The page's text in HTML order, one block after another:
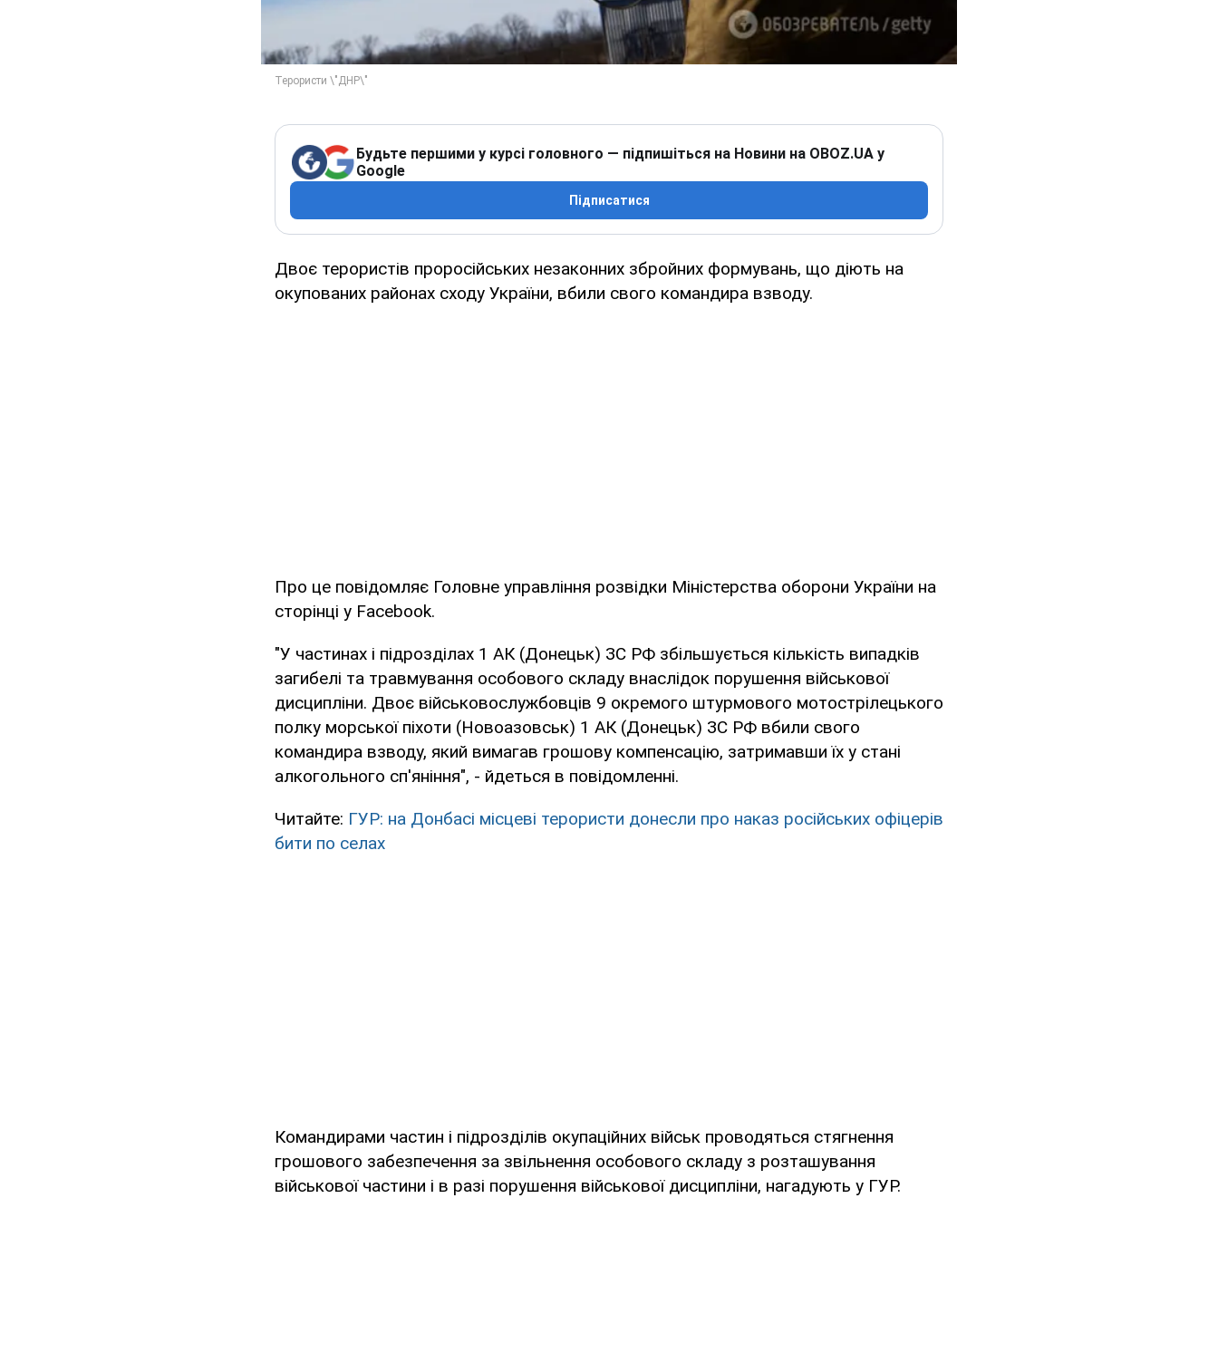
Будьте першими у курсі головного — підпишіться на Новини на OBOZ.UA у
Google
Підписатися
Двоє терористів проросійських незаконних збройних формувань, що діють на
окупованих районах сходу України, вбили свого командира взводу.
Про це повідомляє Головне управління розвідки Міністерства оборони України на
сторінці у Facebook.
"У частинах і підрозділах 1 АК (Донецьк) ЗС РФ збільшується кількість випадків
загибелі та травмування особового складу внаслідок порушення військової
дисципліни. Двоє військовослужбовців 9 окремого штурмового мотострілецького
полку морської піхоти (Новоазовськ) 1 АК (Донецьк) ЗС РФ вбили свого
командира взводу, який вимагав грошову компенсацію, затримавши їх у стані
алкогольного сп'яніння", - йдеться в повідомленні.
Читайте: ГУР: на Донбасі місцеві терористи донесли про наказ російських офіцерів
бити по селах
Командирами частин і підрозділів окупаційних військ проводяться стягнення
грошового забезпечення за звільнення особового складу з розташування
військової частини і в разі порушення військової дисципліни, нагадують у ГУР.